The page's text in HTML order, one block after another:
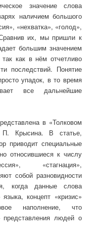
значение слова
наличием большого
«нехватка», «голод»,
их, мы пришли к
большим значением
так как в нём отчетливо
последствий. Понятие
упадок, в то время
все дальнейшие
в «Толковом
П. Крысина. В статье,
приводит специальные
относившиеся к числу
«стагнация»,
собой разновидности
когда данные слова
концепт «кризис»
наполнение, что
представления людей о